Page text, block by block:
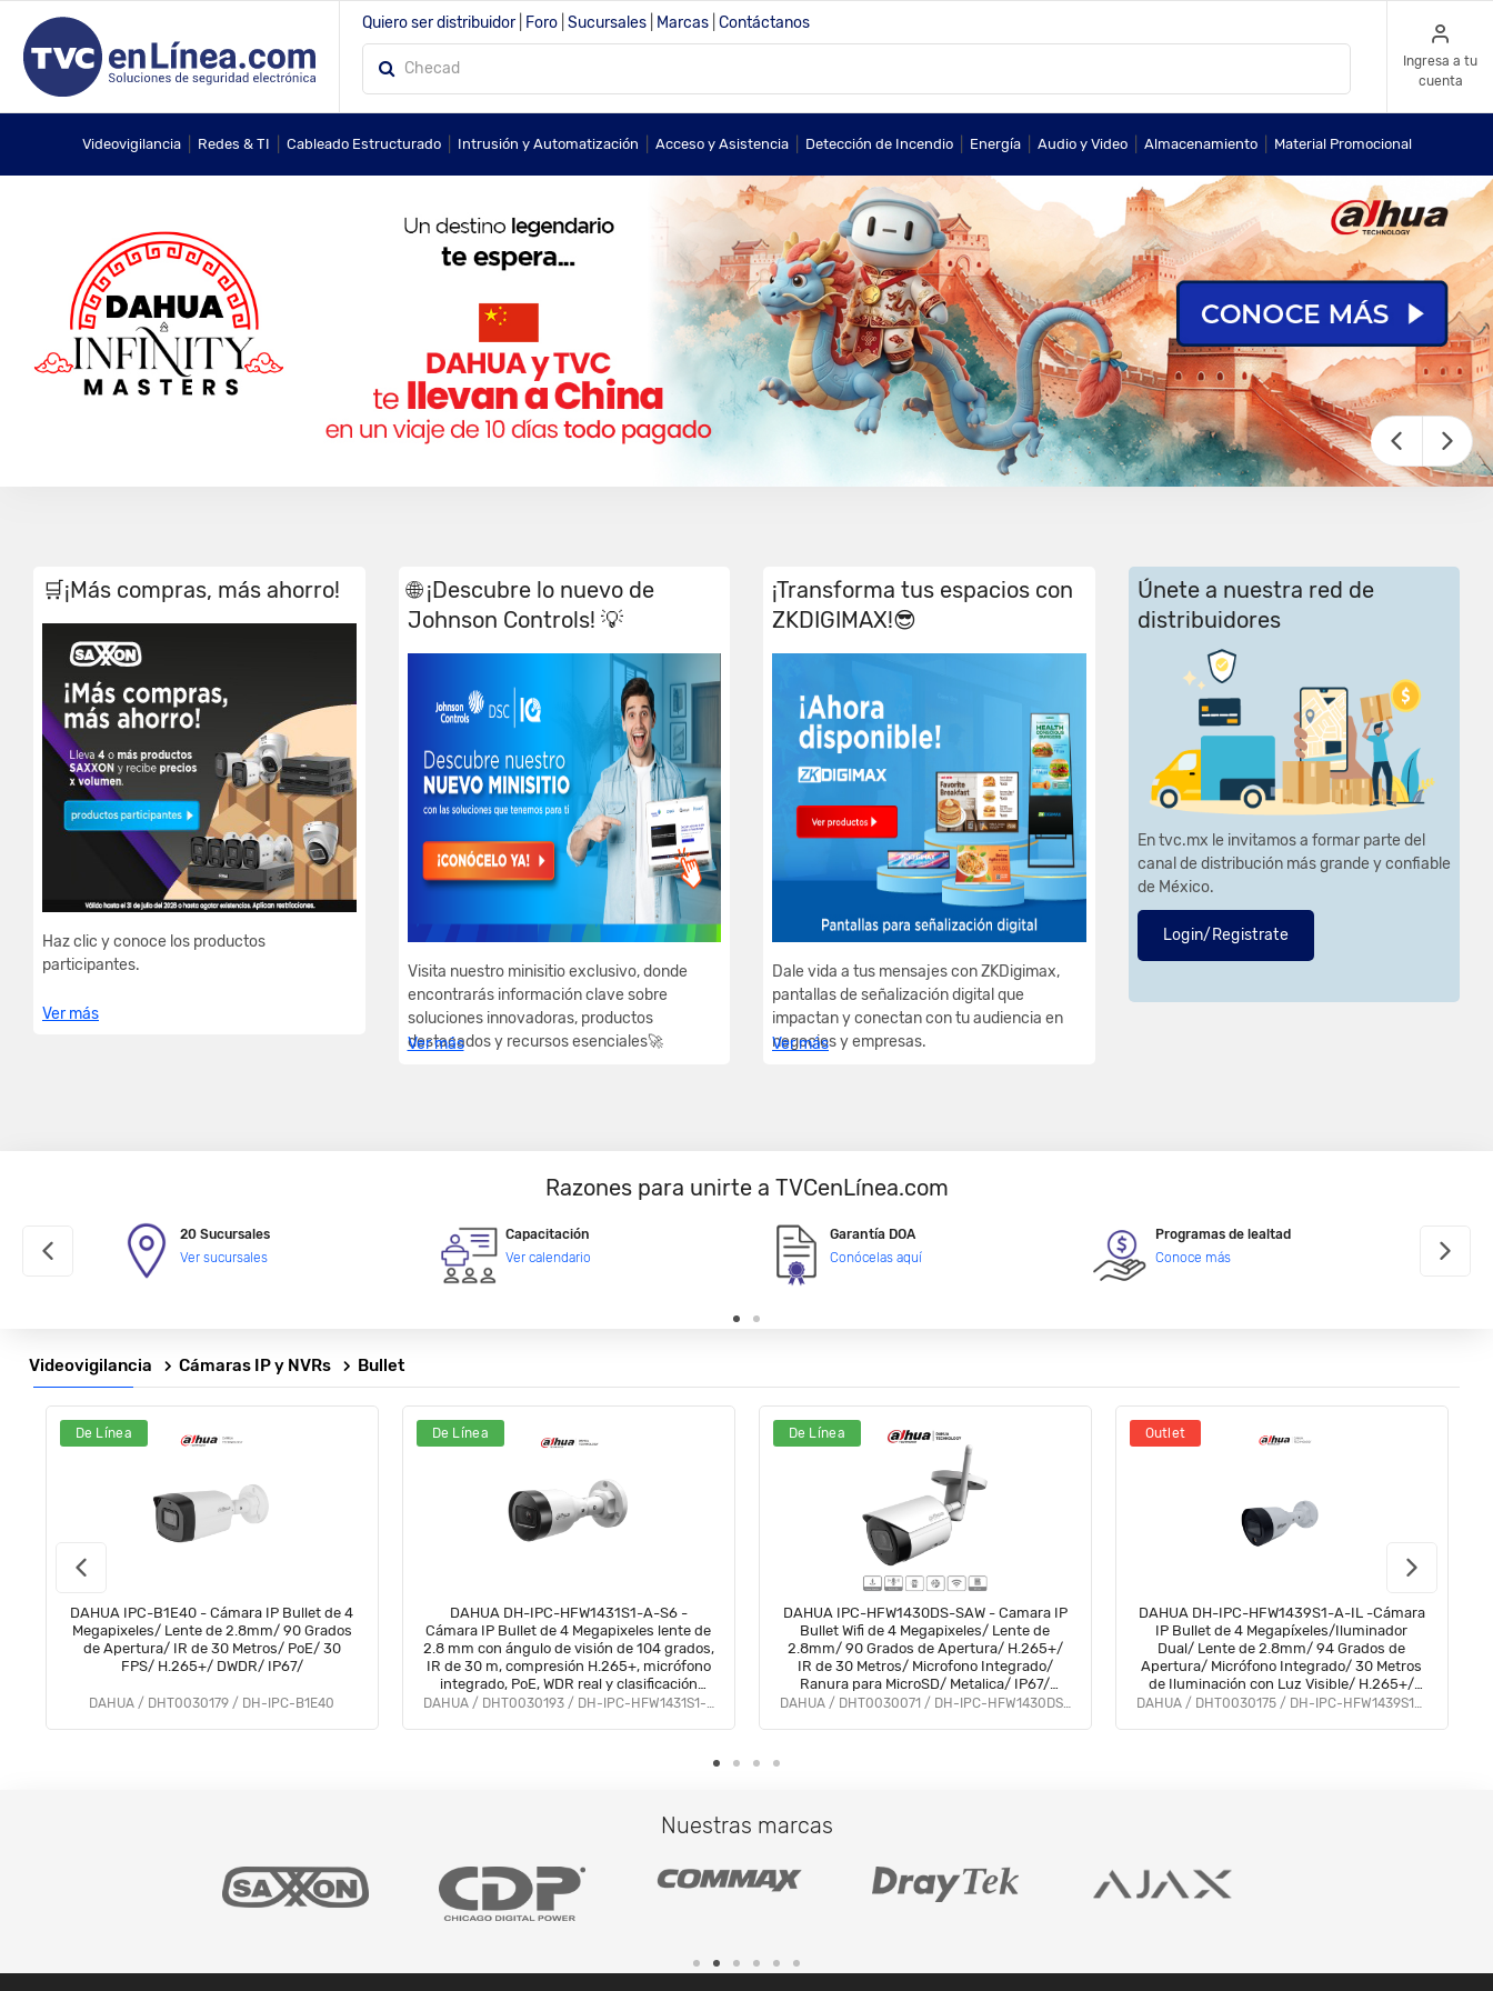
Quiero ser distribuidor Foro Sucursales Marcas Contáctanos
Ingresa a tu
cuenta
Videovigilancia Redes & TI Cableado Estructurado Intrusión y Automatización Acceso y Asistencia Detección de Incendio Energía Audio y Video Almacenamiento Material Promocional
🛒¡Más compras, más ahorro!
Haz clic y conoce los productos
participantes.
Ver más
🌐 ¡Descubre lo nuevo de
Johnson Controls! 💡
Visita nuestro minisitio exclusivo, donde
encontrarás información clave sobre
soluciones innovadoras, productos
destacados y recursos esenciales🚀
Ver más
¡Transforma tus espacios con
ZKDIGIMAX!😎
Dale vida a tus mensajes con ZKDigimax,
pantallas de señalización digital que
impactan y conectan con tu audiencia en
negocios y empresas.
Ver más
Únete a nuestra red de
distribuidores
En tvc.mx le invitamos a formar parte del
canal de distribución más grande y confiable
de México.
Login/Registrate
Razones para unirte a TVCenLínea.com
20 Sucursales
Ver sucursales
Capacitación
Ver calendario
Garantía DOA
Conócelas aquí
Programas de lealtad
Conoce más
Videovigilancia Cámaras IP y NVRs Bullet
De Línea
DAHUA IPC-B1E40 - Cámara IP Bullet de 4
Megapixeles/ Lente de 2.8mm/ 90 Grados
de Apertura/ IR de 30 Metros/ PoE/ 30
FPS/ H.265+/ DWDR/ IP67/
DAHUA / DHT0030179 / DH-IPC-B1E40
De Línea
DAHUA DH-IPC-HFW1431S1-A-S6 -
Cámara IP Bullet de 4 Megapixeles lente de
2.8 mm con ángulo de visión de 104 grados,
IR de 30 m, compresión H.265+, micrófono
integrado, PoE, WDR real y clasificación
IP67, ideal para monitoreo exterior.
DAHUA / DHT0030193 / DH-IPC-HFW1431S1-A-S6
De Línea
DAHUA IPC-HFW1430DS-SAW - Camara IP
Bullet Wifi de 4 Megapixeles/ Lente de
2.8mm/ 90 Grados de Apertura/ H.265+/
IR de 30 Metros/ Microfono Integrado/
Ranura para MicroSD/ Metalica/ IP67/
DWDR/ Videoanaliticos con SMD/ #MCI2 DAHUA / DHT0030071 / DH-IPC-HFW1430DS-SAW
Outlet
DAHUA DH-IPC-HFW1439S1-A-IL -Cámara
IP Bullet de 4 Megapíxeles/Iluminador
Dual/ Lente de 2.8mm/ 94 Grados de
Apertura/ Micrófono Integrado/ 30 Metros
de Iluminación con Luz Visible/ H.265+/
WDR de 120 dB/ PoE
DAHUA / DHT0030175 / DH-IPC-HFW1439S1-A-IL
Nuestras marcas